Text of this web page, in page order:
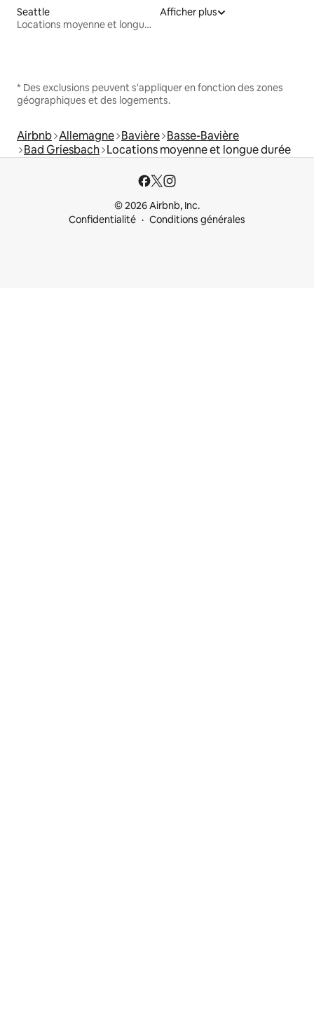
Seattle
Locations moyenne et longue durée
Afficher plus
* Des exclusions peuvent s'appliquer en fonction des zones
géographiques et des logements.
Airbnb Allemagne Bavière Basse-Bavière
Bad Griesbach Locations moyenne et longue durée
© 2026 Airbnb, Inc.
Confidentialité
Conditions générales